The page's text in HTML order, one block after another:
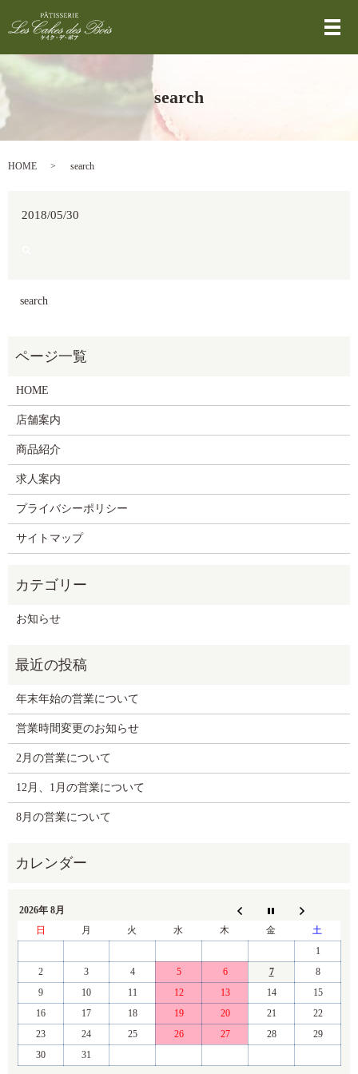
メ
search
HOME search
2018/05/30
search
HOME
店舗案内
商品紹介
求人案内
プライバシーポリシー
サイトマップ
お知らせ
年末年始の営業について
営業時間変更のお知らせ
2月の営業について
12月、1月の営業について
8月の営業について
2026年 8月
日
月 火 水 木 金
土
1
2
3 4 5 6 7
8
9
10 11 12 13 14
15
16
17 18 19 20 21
22
23
24 25 26 27 28
29
30
31